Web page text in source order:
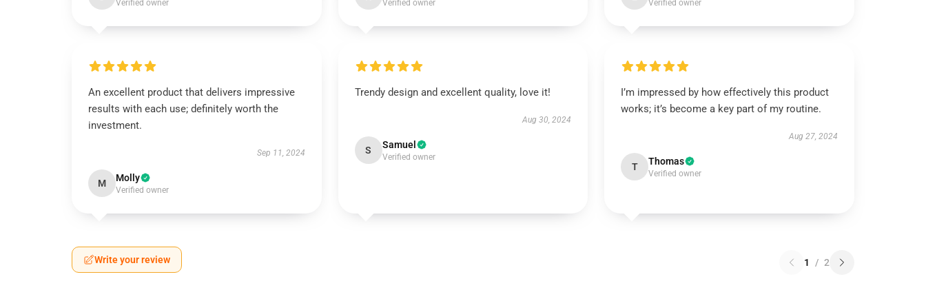
Verified owner Verified owner Verified owner
An excellent product that delivers impressive
results with each use; definitely worth the
investment.
Sep 11, 2024
M Molly
Verified owner
Trendy design and excellent quality, love it!
Aug 30, 2024
S Samuel
Verified owner
I’m impressed by how effectively this product
works; it’s become a key part of my routine.
Aug 27, 2024
T Thomas
Verified owner
Write your review 1 / 2